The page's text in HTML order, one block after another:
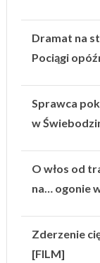
Dramat na
Pociągi
Sprawca
w
O włos od
na… ogonie
Zderzenie
[FILM]